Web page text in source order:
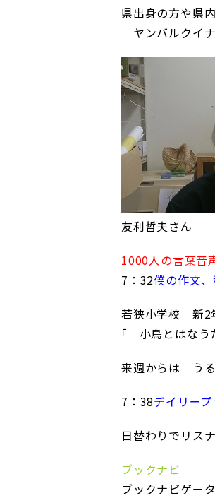
県出身の方や県
ヤンバルクイ
友利哲夫さん
1000人の言葉音
7：32僕の作文
若狭小学校 新
｢ 小鳥とはなう
来週からは うる
7：38デイリー
日替わりでリス
ブックナビ
ブックナビゲー